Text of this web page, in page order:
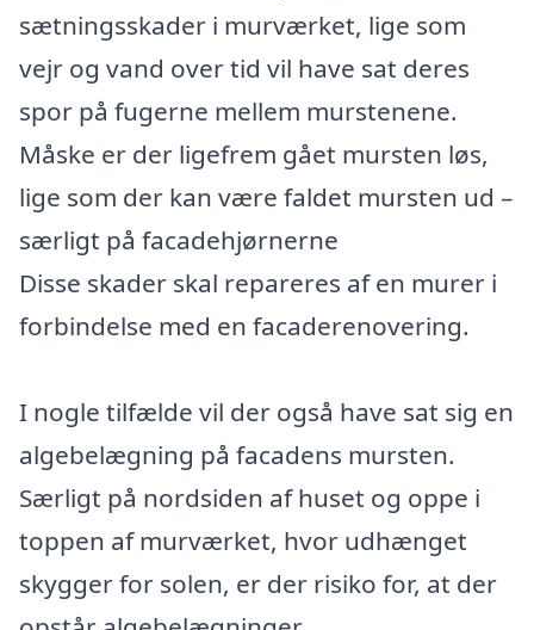
sætningsskader i murværket, lige som
vejr og vand over tid vil have sat deres
spor på fugerne mellem murstenene.
Måske er der ligefrem gået mursten løs,
lige som der kan være faldet mursten ud –
særligt på facadehjørnerne
Disse skader skal repareres af en murer i
forbindelse med en facaderenovering.
I nogle tilfælde vil der også have sat sig en
algebelægning på facadens mursten.
Særligt på nordsiden af huset og oppe i
toppen af murværket, hvor udhænget
skygger for solen, er der risiko for, at der